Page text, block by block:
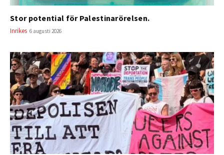
Stor potential för Palestinarörelsen.
Inrikes 6 augusti 2026